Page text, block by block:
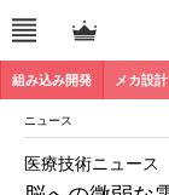
組み込み開発 メカ設計
ニュース
医療技術ニュース